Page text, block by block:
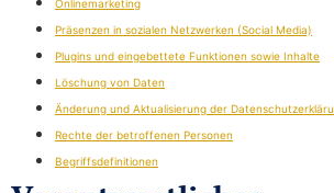
Onlinemarketing
Präsenzen in sozialen Netzwerken (Social Media)
Plugins und eingebettete Funktionen sowie Inhalte
Löschung von Daten
Änderung und Aktualisierung der
Rechte der betroffenen Personen
Begriffsdefinitionen